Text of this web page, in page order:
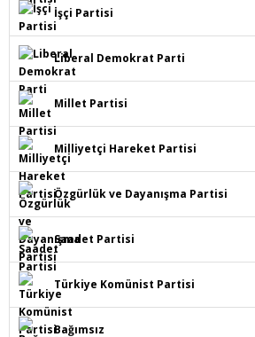
İşçi Partisi
Liberal Demokrat Parti
Millet Partisi
Milliyetçi Hareket Partisi
Özgürlük ve Dayanışma Partisi
Saadet Partisi
Türkiye Komünist Partisi
Bağımsız